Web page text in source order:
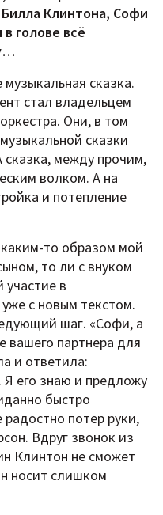
Билла Клинтона, Софи
голове всё
сказка.
стал владельцем
Они, в том
сказки
между прочим,
волком. А на
и потепление
то образом мой
то ли с внуком
в
с новым текстом.
шаг. «Софи, а
вашего партнера для
и ответила:
его знаю и предложу
быстро
потер руки,
Вдруг звонок из
Клинтон не сможет
носит слишком